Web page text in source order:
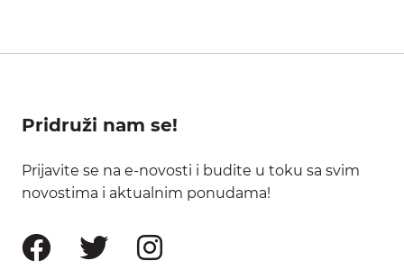
Pridruži nam se!
Prijavite se na e-novosti i budite u toku sa svim
novostima i aktualnim ponudama!